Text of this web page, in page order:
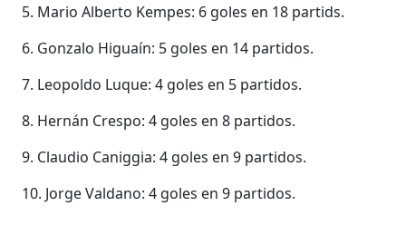
5. Mario Alberto Kempes: 6 goles en 18 partids.
6. Gonzalo Higuaín: 5 goles en 14 partidos.
7. Leopoldo Luque: 4 goles en 5 partidos.
8. Hernán Crespo: 4 goles en 8 partidos.
9. Claudio Caniggia: 4 goles en 9 partidos.
10. Jorge Valdano: 4 goles en 9 partidos.